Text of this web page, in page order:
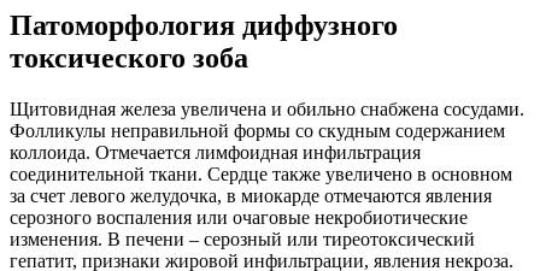
Патоморфология диффузного
токсического зоба
Щитовидная железа увеличена и обильно снабжена сосудами.
Фолликулы неправильной формы со скудным содержанием
коллоида. Отмечается лимфоидная инфильтрация
соединительной ткани. Сердце также увеличено в основном
за счет левого желудочка, в миокарде отмечаются явления
серозного воспаления или очаговые некробиотические
изменения. В печени – серозный или тиреотоксический
гепатит, признаки жировой инфильтрации, явления некроза.